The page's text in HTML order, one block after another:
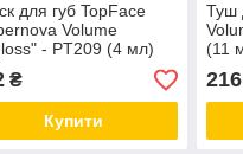
для губ TopFace
Volume
- PT209 (4 мл)
Розовая Мечта
₴
Купити
Туш
(11
216